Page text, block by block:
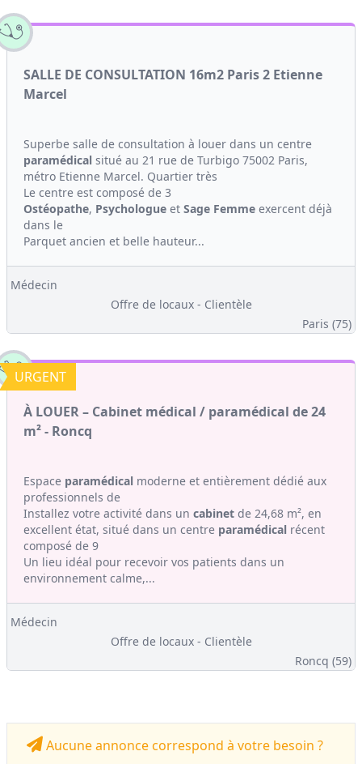
SALLE DE CONSULTATION 16m2 Paris 2 Etienne
Marcel
Superbe salle de consultation à louer dans un centre
paramédical situé au 21 rue de Turbigo 75002 Paris,
métro Etienne Marcel. Quartier très
Le centre est composé de 3
Ostéopathe, Psychologue et Sage Femme exercent déjà
dans le
Parquet ancien et belle hauteur...
Médecin
Offre de locaux - Clientèle
Paris (75)
URGENT
À LOUER – Cabinet médical / paramédical de 24
m² - Roncq
Espace paramédical moderne et entièrement dédié aux
professionnels de
Installez votre activité dans un cabinet de 24,68 m², en
excellent état, situé dans un centre paramédical récent
composé de 9
Un lieu idéal pour recevoir vos patients dans un
environnement calme,...
Médecin
Offre de locaux - Clientèle
Roncq (59)
Aucune annonce correspond à votre besoin ?